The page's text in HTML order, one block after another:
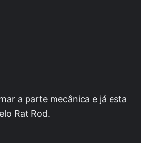
a parte mecânica e já esta
Rat Rod.